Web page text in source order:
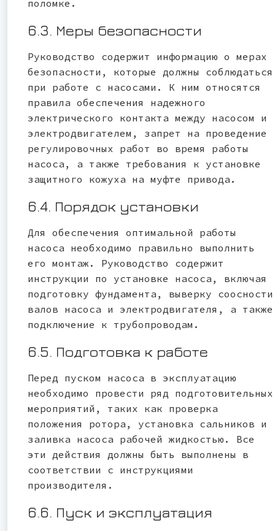
поломке.
6.3. Меры безопасности
Руководство содержит информацию о мерах
безопасности, которые должны соблюдаться
при работе с насосами. К ним относятся
правила обеспечения надежного
электрического контакта между насосом и
электродвигателем, запрет на проведение
регулировочных работ во время работы
насоса, а также требования к установке
защитного кожуха на муфте привода.
6.4. Порядок установки
Для обеспечения оптимальной работы
насоса необходимо правильно выполнить
его монтаж. Руководство содержит
инструкции по установке насоса, включая
подготовку фундамента, выверку соосности
валов насоса и электродвигателя, а также
подключение к трубопроводам.
6.5. Подготовка к работе
Перед пуском насоса в эксплуатацию
необходимо провести ряд подготовительных
мероприятий, таких как проверка
положения ротора, установка сальников и
заливка насоса рабочей жидкостью. Все
эти действия должны быть выполнены в
соответствии с инструкциями
производителя.
6.6. Пуск и эксплуатация